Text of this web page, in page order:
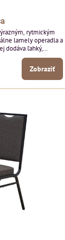
rytmickým
lamely operadla a
dodáva ľahký,
doplnok
Tento model púta
toho, aby dominoval
vo vonkajších
stoloch a
Zobraziť